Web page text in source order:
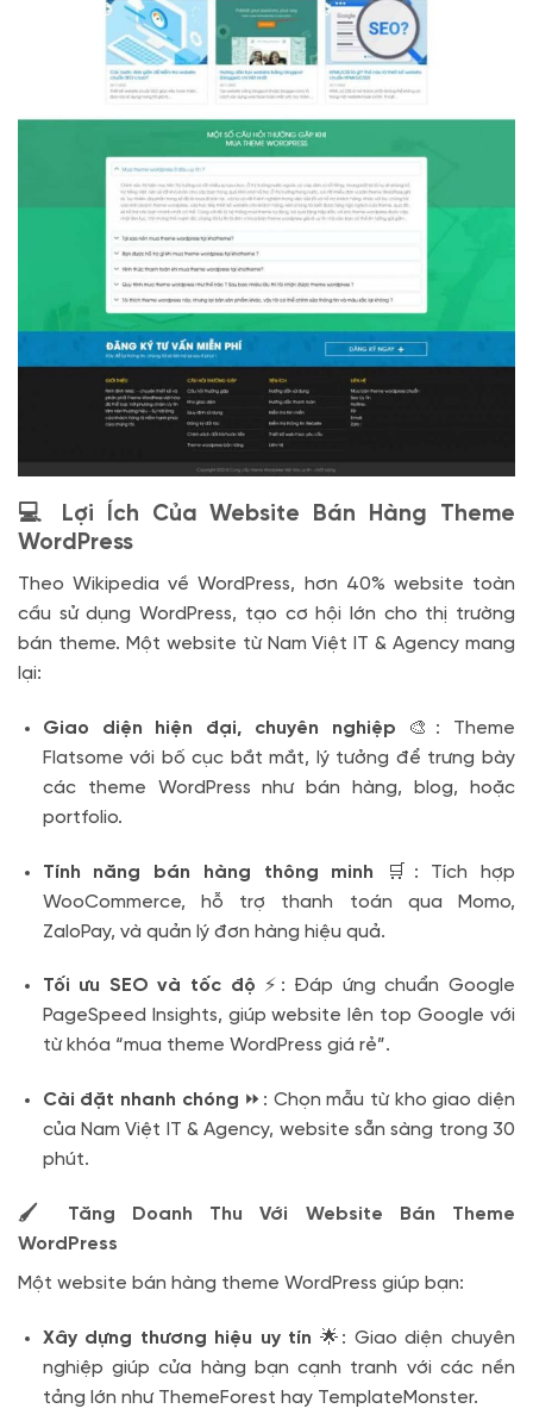
💻 Lợi Ích Của Website Bán Hàng Theme
WordPress
Theo Wikipedia về WordPress, hơn 40% website toàn
cầu sử dụng WordPress, tạo cơ hội lớn cho thị trường
bán theme. Một website từ Nam Việt IT & Agency mang
lại:
Giao diện hiện đại, chuyên nghiệp 🎨: Theme
Flatsome với bố cục bắt mắt, lý tưởng để trưng bày
các theme WordPress như bán hàng, blog, hoặc
portfolio.
Tính năng bán hàng thông minh 🛒: Tích hợp
WooCommerce, hỗ trợ thanh toán qua Momo,
ZaloPay, và quản lý đơn hàng hiệu quả.
Tối ưu SEO và tốc độ ⚡: Đáp ứng chuẩn Google
PageSpeed Insights, giúp website lên top Google với
từ khóa “mua theme WordPress giá rẻ”.
Cài đặt nhanh chóng ⏩: Chọn mẫu từ kho giao diện
của Nam Việt IT & Agency, website sẵn sàng trong 30
phút.
🖌️ Tăng Doanh Thu Với Website Bán Theme
WordPress
Một website bán hàng theme WordPress giúp bạn:
Xây dựng thương hiệu uy tín 🌟: Giao diện chuyên
nghiệp giúp cửa hàng bạn cạnh tranh với các nền
tảng lớn như ThemeForest hay TemplateMonster.